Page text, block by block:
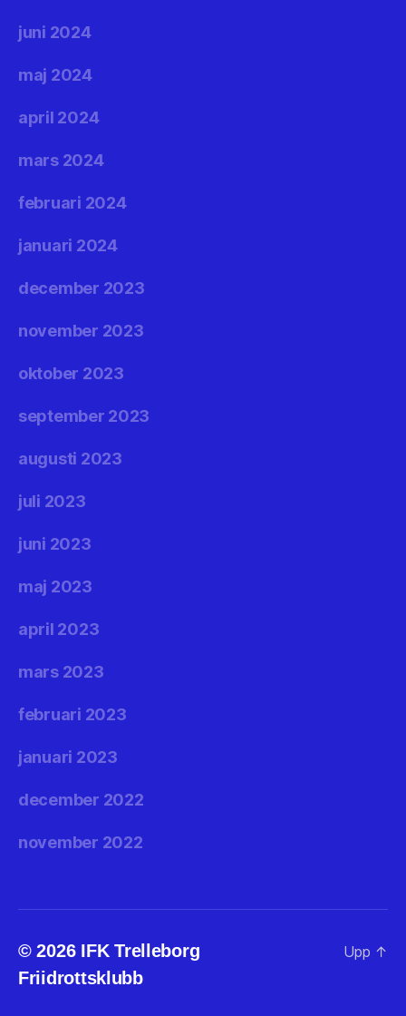
juni 2024
maj 2024
april 2024
mars 2024
februari 2024
januari 2024
december 2023
november 2023
oktober 2023
september 2023
augusti 2023
juli 2023
juni 2023
maj 2023
april 2023
mars 2023
februari 2023
januari 2023
december 2022
november 2022
© 2026 IFK Trelleborg
Friidrottsklubb
Upp ↑